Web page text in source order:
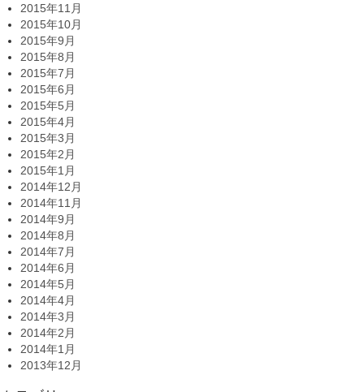
2015年11月
2015年10月
2015年9月
2015年8月
2015年7月
2015年6月
2015年5月
2015年4月
2015年3月
2015年2月
2015年1月
2014年12月
2014年11月
2014年9月
2014年8月
2014年7月
2014年6月
2014年5月
2014年4月
2014年3月
2014年2月
2014年1月
2013年12月